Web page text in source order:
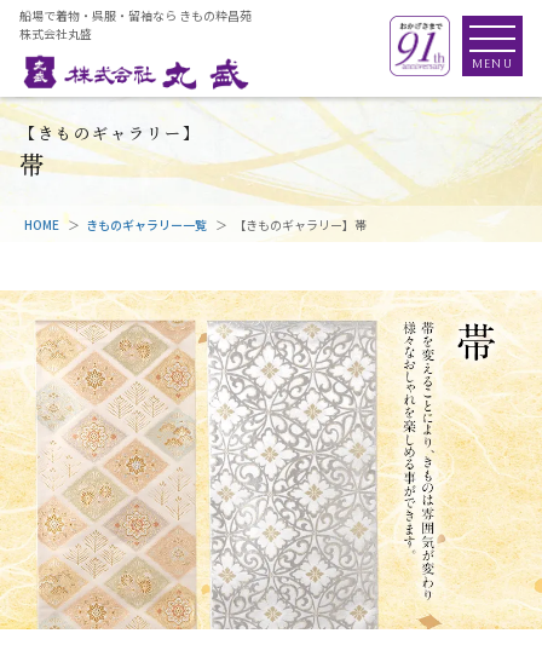
船場で着物・呉服・留袖なら きもの粋昌苑
株式会社丸盛
【きものギャラリー】
帯
HOME きものギャラリー一覧 【きものギャラリー】帯